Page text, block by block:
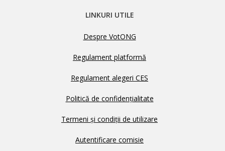
LINKURI UTILE
Despre VotONG
Regulament platformă
Regulament alegeri CES
Politică de confidențialitate
Termeni și condiții de utilizare
Autentificare comisie